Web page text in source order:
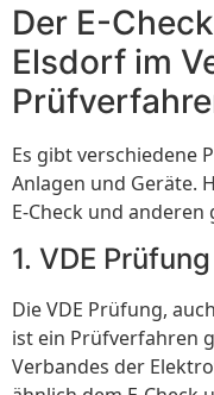
Der E-
Elsdorf im
Es gibt verschiedene
Anlagen und Geräte.
E-Check und
1. VDE Prüfung
Die VDE Prüfung,
ist ein Prüfverfahren
Verbandes der